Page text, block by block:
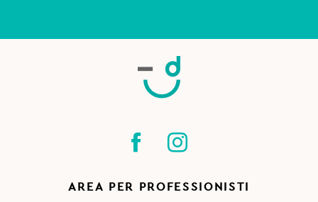
AREA PER PROFESSIONISTI